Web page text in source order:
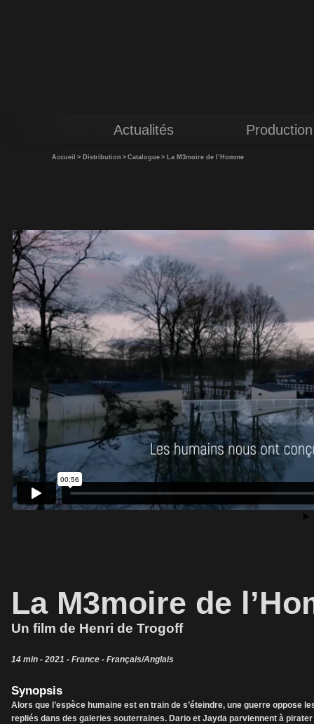
Actualités Production
Accueil > Distribution > Catalogue > La M3moire de l’Homme
La M3moire de
Un film de Henri de Trogoff
14 min - 2021 - France - Français/Anglais
Synopsis
Alors que l’espèce humaine est en train de s’éteindre, une guerre oppose
repliés dans des galeries souterraines. Dario et Jayda parviennent à